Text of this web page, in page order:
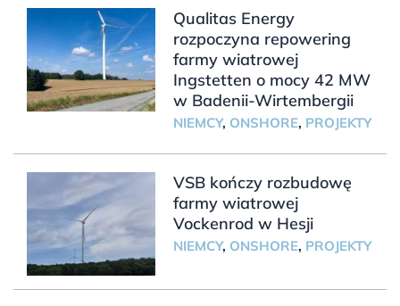
Qualitas Energy
rozpoczyna repowering
farmy wiatrowej
Ingstetten o mocy 42 MW
w Badenii-Wirtembergii
NIEMCY, ONSHORE, PROJEKTY
VSB kończy rozbudowę
farmy wiatrowej
Vockenrod w Hesji
NIEMCY, ONSHORE, PROJEKTY